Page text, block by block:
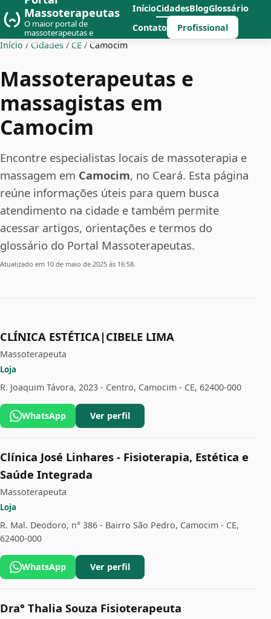
Massoterapeutas
O maior portal de
massoterapeutas e
massagistas do Brasil
InícioCidadesBlogGlossário
Contato
Profissional
Início / Cidades / CE / Camocim
Massoterapeutas e
massagistas em
Camocim
Encontre especialistas locais de massoterapia e
massagem em Camocim, no Ceará. Esta página
reúne informações úteis para quem busca
atendimento na cidade e também permite
acessar artigos, orientações e termos do
glossário do Portal Massoterapeutas.
Atualizado em 10 de maio de 2025 às 16:58.
CLÍNICA ESTÉTICA|CIBELE LIMA
Massoterapeuta
Loja
R. Joaquim Távora, 2023 - Centro, Camocim - CE, 62400-000
WhatsApp Ver perfil
Clínica José Linhares - Fisioterapia, Estética e
Saúde Integrada
Massoterapeuta
Loja
R. Mal. Deodoro, n° 386 - Bairro São Pedro, Camocim - CE,
62400-000
WhatsApp Ver perfil
Dra° Thalia Souza Fisioterapeuta